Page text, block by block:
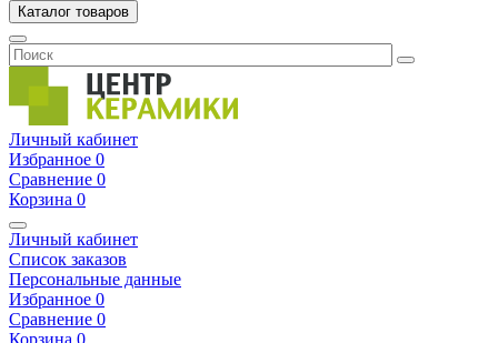
Каталог товаров
Личный кабинет
Избранное 0
Сравнение 0
Корзина 0
Личный кабинет
Список заказов
Персональные данные
Избранное 0
Сравнение 0
Корзина 0